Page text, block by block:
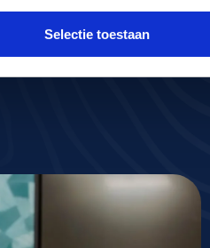
Selectie toestaan